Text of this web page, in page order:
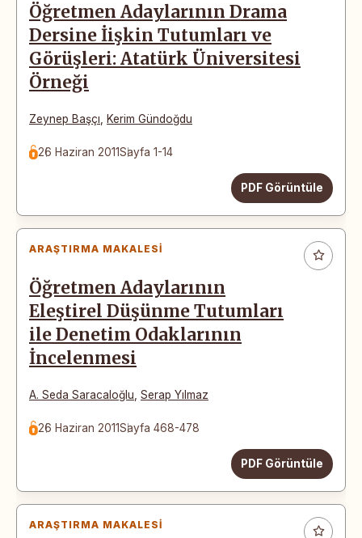
Öğretmen Adaylarının Drama
Dersine İişkin Tutumları ve
Görüşleri: Atatürk Üniversitesi
Örneği
Zeynep Başçı Kerim Gündoğdu
26 Haziran 2011Sayfa 1-14
PDF Görüntüle
ARAŞTIRMA MAKALESI
Öğretmen Adaylarının
Eleştirel Düşünme Tutumları
ile Denetim Odaklarının
İncelenmesi
A. Seda Saracaloğlu Serap Yılmaz
26 Haziran 2011Sayfa 468-478
PDF Görüntüle
ARAŞTIRMA MAKALESI